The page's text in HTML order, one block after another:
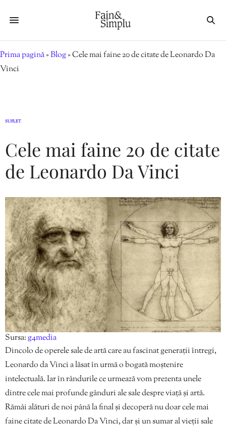
Prima pagină»Blog»Cele mai faine 20 de citate de Leonardo Da
Vinci
SUFLET
Cele mai faine 20 de citate
de Leonardo Da Vinci
Sursa:g4media
Dincolo de operele sale de artă care au fascinat generații întregi,
Leonardo da Vinci a lăsat în urmă o bogată moștenire
intelectuală. Iar în rândurile ce urmează vom prezenta unele
dintre cele mai profunde gânduri ale sale despre viață și artă.
Rămâi alături de noi până la final și decoperă nu doar cele mai
faine citate de Leonardo Da Vinci, dar și un sumar al vieții sale